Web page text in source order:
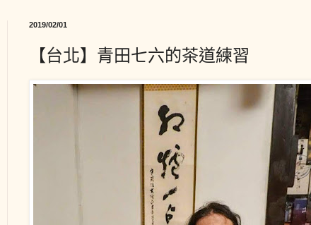
2019/02/01
【台北】青田七六的茶道練習